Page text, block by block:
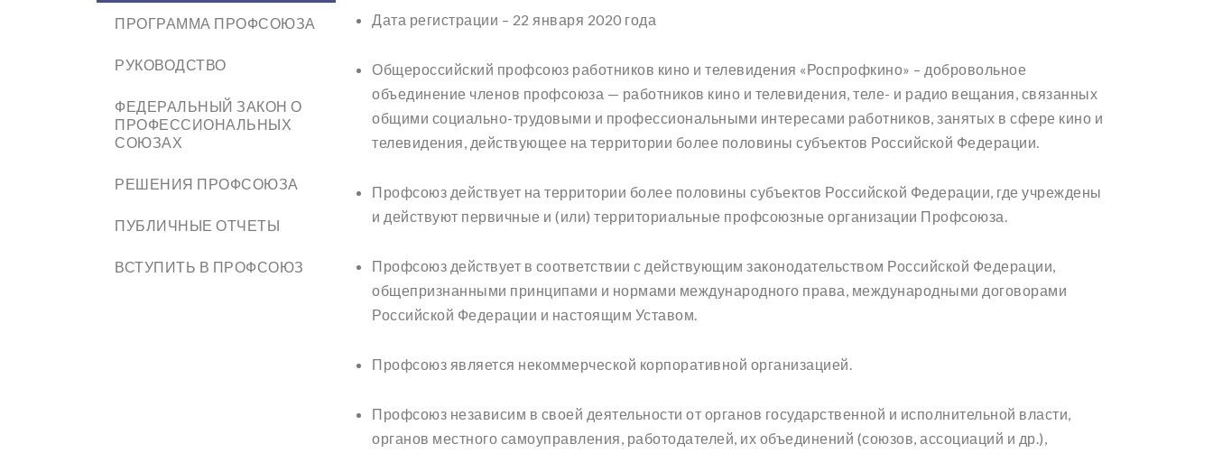
ПРОГРАММА ПРОФСОЮЗА
РУКОВОДСТВО
ФЕДЕРАЛЬНЫЙ ЗАКОН О
ПРОФЕССИОНАЛЬНЫХ
СОЮЗАХ
РЕШЕНИЯ ПРОФСОЮЗА
ПУБЛИЧНЫЕ ОТЧЕТЫ
ВСТУПИТЬ В ПРОФСОЮЗ
Дата регистрации – 22 января 2020 года
Общероссийский профсоюз работников кино и телевидения «Роспрофкино» – добровольное
объединение членов профсоюза — работников кино и телевидения, теле- и радио вещания, связанных
общими социально-трудовыми и профессиональными интересами работников, занятых в сфере кино и
телевидения, действующее на территории более половины субъектов Российской Федерации.
Профсоюз действует на территории более половины субъектов Российской Федерации, где учреждены
и действуют первичные и (или) территориальные профсоюзные организации Профсоюза.
Профсоюз действует в соответствии с действующим законодательством Российской Федерации,
общепризнанными принципами и нормами международного права, международными договорами
Российской Федерации и настоящим Уставом.
Профсоюз является некоммерческой корпоративной организацией.
Профсоюз независим в своей деятельности от органов государственной и исполнительной власти,
органов местного самоуправления, работодателей, их объединений (союзов, ассоциаций и др.),